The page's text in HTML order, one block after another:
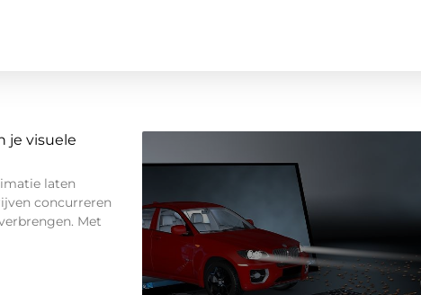
je visuele
laten
concurreren
Met